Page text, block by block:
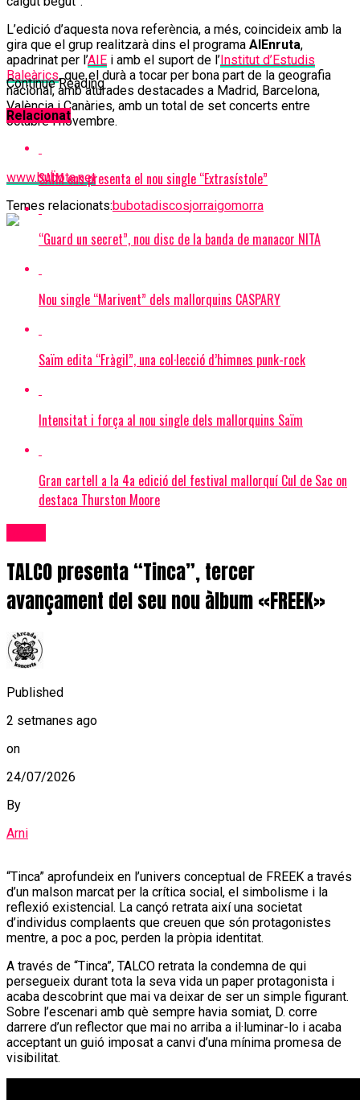
L’edició d’aquesta nova referència, a més, coincideix amb la
gira que el grup realitzarà dins el programa AIEnruta,
apadrinat per l’AIE i amb el suport de l’Institut d’Estudis
Baleàrics, que el durà a tocar per bona part de la geografia
nacional, amb aturades destacades a Madrid, Barcelona,
València i Canàries, amb un total de set concerts entre
octubre i novembre.
www.bubota.net
Temes relacionats:bubotadiscosjorraigomorra
Continue Reading
Relacionat
SAÏM ens presenta el nou single “Extrasístole”
“Guard un secret”, nou disc de la banda de manacor NITA
Nou single “Marivent” dels mallorquins CASPARY
Saïm edita “Fràgil”, una col·lecció d’himnes punk-rock
Intensitat i força al nou single dels mallorquins Saïm
Gran cartell a la 4a edició del festival mallorquí Cul de Sac on
destaca Thurston Moore
TALCO presenta “Tinca”, tercer
avançament del seu nou àlbum «FREEK»
Published
2 setmanes ago
on
24/07/2026
By
Arni
“Tinca” aprofundeix en l’univers conceptual de FREEK a través
d’un malson marcat per la crítica social, el simbolisme i la
reflexió existencial. La cançó retrata així una societat
d’individus complaents que creuen que són protagonistes
mentre, a poc a poc, perden la pròpia identitat.
A través de “Tinca”, TALCO retrata la condemna de qui
persegueix durant tota la seva vida un paper protagonista i
acaba descobrint que mai va deixar de ser un simple figurant.
Sobre l’escenari amb què sempre havia somiat, D. corre
darrere d’un reflector que mai no arriba a il·luminar-lo i acaba
acceptant un guió imposat a canvi d’una mínima promesa de
visibilitat.